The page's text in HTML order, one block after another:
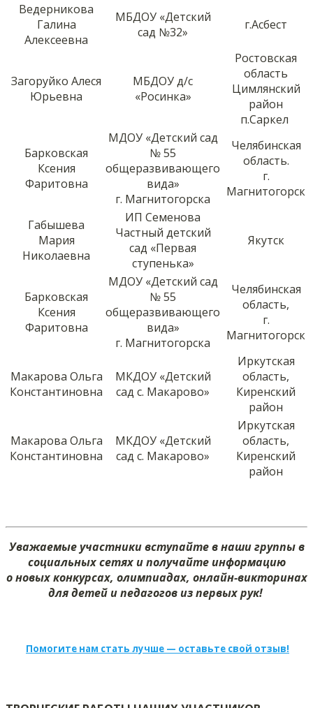
Ведерникова
Галина
Алексеевна
МБДОУ «Детский
сад №32»
г.Асбест
Загоруйко Алеся
Юрьевна
МБДОУ д/с
«Росинка»
Ростовская
область
Цимлянский
район
п.Саркел
Барковская
Ксения
Фаритовна
МДОУ «Детский сад
№ 55
общеразвивающего
вида»
г. Магнитогорска
Челябинская
область.
г.
Магнитогорск
Габышева
Мария
Николаевна
ИП Семенова
Частный детский
сад «Первая
ступенька»
Якутск
Барковская
Ксения
Фаритовна
МДОУ «Детский сад
№ 55
общеразвивающего
вида»
г. Магнитогорска
Челябинская
область,
г.
Магнитогорск
Макарова Ольга
Константиновна
МКДОУ «Детский
сад с. Макарово»
Иркутская
область,
Киренский
район
Макарова Ольга
Константиновна
МКДОУ «Детский
сад с. Макарово»
Иркутская
область,
Киренский
район
Уважаемые участники вступайте в наши группы в
социальных сетях и получайте информацию
о новых конкурсах, олимпиадах, онлайн-викторинах
для детей и педагогов из первых рук!
Помогите нам стать лучше — оставьте свой отзыв!